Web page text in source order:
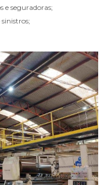
e seguradoras;
sinistros;